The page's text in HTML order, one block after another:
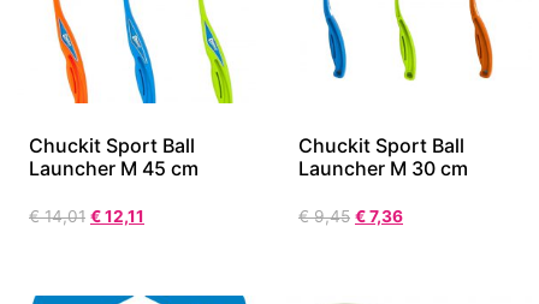
Chuckit Sport Ball
Launcher M 45 cm
€14,01 €12,11
Chuckit Sport Ball
Launcher M 30 cm
€9,45 €7,36